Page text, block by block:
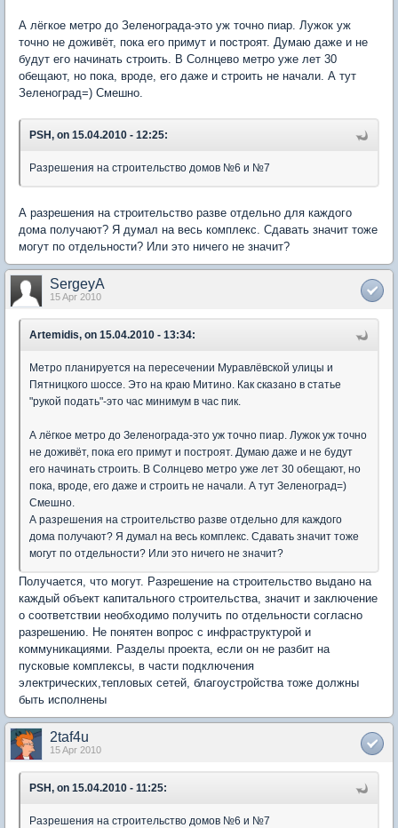
А лёгкое метро до Зеленограда-это уж точно пиар. Лужок уж
точно не доживёт, пока его примут и построят. Думаю даже и не
будут его начинать строить. В Солнцево метро уже лет 30
обещают, но пока, вроде, его даже и строить не начали. А тут
Зеленоград=) Смешно.
PSH, on 15.04.2010 - 12:25:
Разрешения на строительство домов №6 и №7
А разрешения на строительство разве отдельно для каждого
дома получают? Я думал на весь комплекс. Сдавать значит тоже
могут по отдельности? Или это ничего не значит?
SergeyA
15 Apr 2010
Artemidis, on 15.04.2010 - 13:34:
Метро планируется на пересечении Муравлёвской улицы и
Пятницкого шоссе. Это на краю Митино. Как сказано в статье
"рукой подать"-это час минимум в час пик.
А лёгкое метро до Зеленограда-это уж точно пиар. Лужок уж точно
не доживёт, пока его примут и построят. Думаю даже и не будут
его начинать строить. В Солнцево метро уже лет 30 обещают, но
пока, вроде, его даже и строить не начали. А тут Зеленоград=)
Смешно.
А разрешения на строительство разве отдельно для каждого
дома получают? Я думал на весь комплекс. Сдавать значит тоже
могут по отдельности? Или это ничего не значит?
Получается, что могут. Разрешение на строительство выдано на
каждый объект капитального строительства, значит и заключение
о соответствии необходимо получить по отдельности согласно
разрешению. Не понятен вопрос с инфраструктурой и
коммуникациями. Разделы проекта, если он не разбит на
пусковые комплексы, в части подключения
электрических,тепловых сетей, благоустройства тоже должны
быть исполнены
2taf4u
15 Apr 2010
PSH, on 15.04.2010 - 11:25:
Разрешения на строительство домов №6 и №7